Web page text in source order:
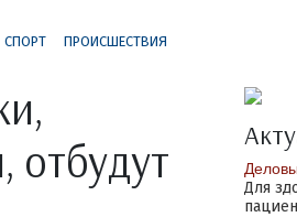
СПОРТ ПРОИСШЕСТВИЯ
отбудут
Для